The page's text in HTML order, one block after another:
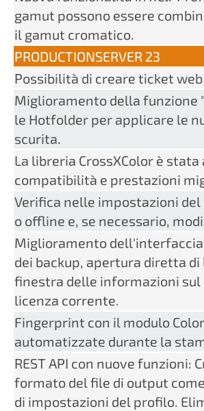
gamut possono essere
il gamut cromatico.
PRODUCTIONSERVER 23
Possibilità di creare ticket
Miglioramento della funzione
le Hotfolder per applicare le
scurita.
La libreria CrossXColor è
compatibilità e prestazioni
Verifica nelle impostazioni
o offline e, se necessario,
Miglioramento
dei backup, apertura diretta
finestra delle informazioni
licenza corrente.
Fingerprint con il modulo
automatizzate durante la
REST API con nuove
formato del file di output
di impostazioni del profilo.